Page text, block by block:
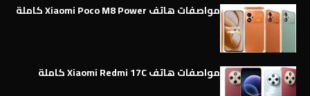
مواصفات هاتف Xiaomi Poco M8 Power كاملة
مواصفات هاتف Xiaomi Redmi 17C كاملة